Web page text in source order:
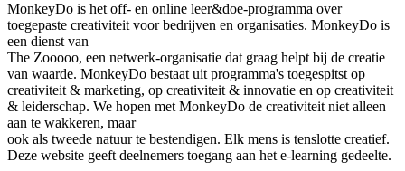
MonkeyDo is het off- en online leer&doe-programma over
toegepaste creativiteit voor bedrijven en organisaties. MonkeyDo is
een dienst van
The Zooooo, een netwerk-organisatie dat graag helpt bij de creatie
van waarde. MonkeyDo bestaat uit programma's toegespitst op
creativiteit & marketing, op creativiteit & innovatie en op creativiteit
& leiderschap. We hopen met MonkeyDo de creativiteit niet alleen
aan te wakkeren, maar
ook als tweede natuur te bestendigen. Elk mens is tenslotte creatief.
Deze website geeft deelnemers toegang aan het e-learning gedeelte.